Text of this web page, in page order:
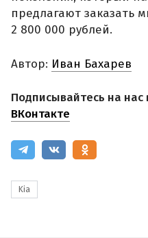
предлагают заказать
2 800 000 рублей.
Автор: Иван Бахарев
Подписывайтесь на нас
ВКонтакте
Kia